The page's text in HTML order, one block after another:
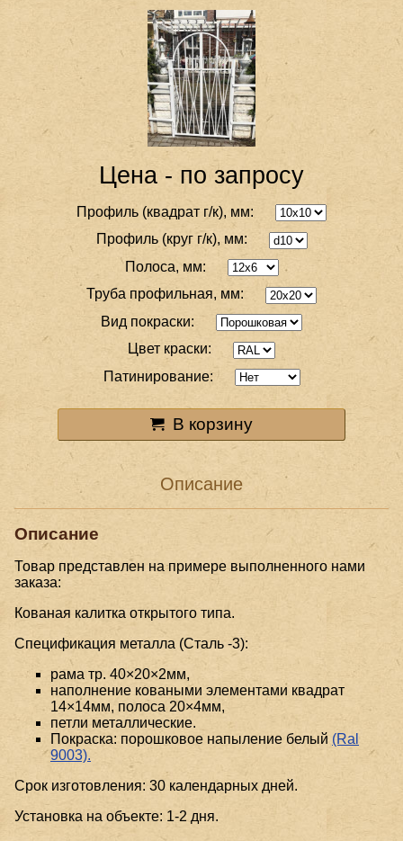
Цена - по запросу
Профиль (квадрат г/к), мм:
Профиль (круг г/к), мм:
Полоса, мм:
Труба профильная, мм:
Вид покраски:
Цвет краски:
Патинирование:
В корзину
Описание
Описание
Товар представлен на примере выполненного нами
заказа:
Кованая калитка открытого типа.
Спецификация металла (Сталь -3):
рама тр. 40×20×2мм,
наполнение коваными элементами квадрат
14×14мм, полоса 20×4мм,
петли металлические.
Покраска: порошковое напыление белый (Ral
9003).
Срок изготовления: 30 календарных дней.
Установка на объекте: 1-2 дня.